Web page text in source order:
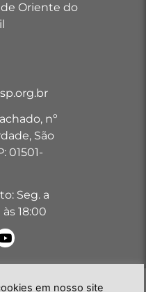
Oriente do
nº
São
01501-
Seg. a
18:00
reservados à GOB-SP |
em nosso site